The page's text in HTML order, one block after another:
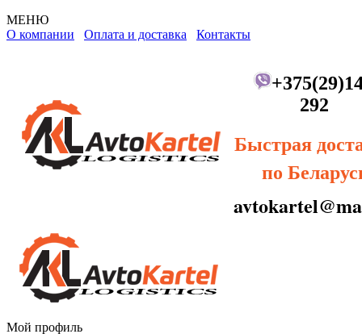
МЕНЮ
О компании Оплата и доставка Контакты
292
Быстрая
по
Мой профиль